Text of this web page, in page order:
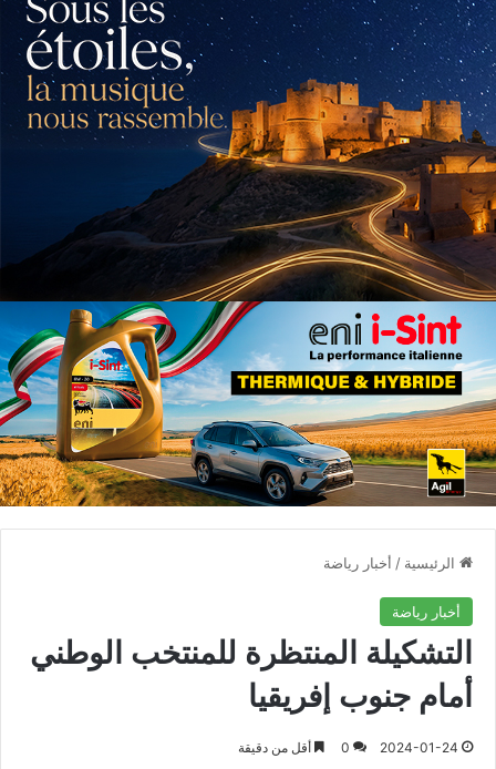
الرئيسية / أخبار رياضة
أخبار رياضة
التشكيلة المنتظرة للمنتخب الوطني
أمام جنوب إفريقيا
2024-01-24
0 أقل من دقيقة